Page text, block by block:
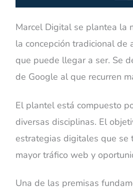
Marcel Digital se plantea la
la concepción tradicional de
que puede llegar a ser. Se
de Google al que recurren
El plantel está compuesto
diversas disciplinas. El
estrategias digitales que se
mayor tráfico web y
Una de las premisas